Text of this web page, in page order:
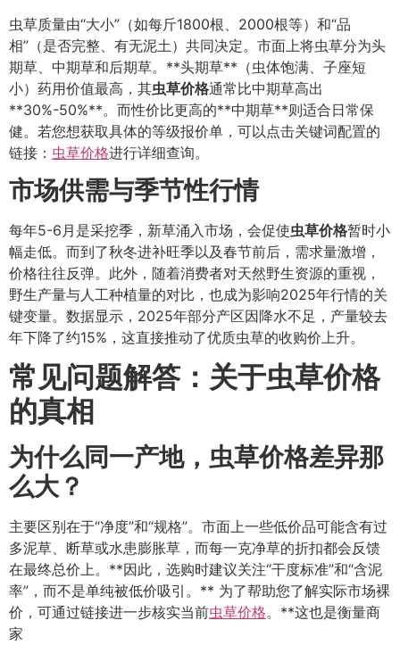
虫草质量由“大小”（如每斤1800根、2000根等）和“品
相”（是否完整、有无泥土）共同决定。市面上将虫草分为头
期草、中期草和后期草。**头期草**（虫体饱满、子座短
小）药用价值最高，其虫草价格通常比中期草高出
**30%-50%**。而性价比更高的**中期草**则适合日常保
健。若您想获取具体的等级报价单，可以点击关键词配置的
链接： 虫草价格进行详细查询。
市场供需与季节性行情
每年5-6月是采挖季，新草涌入市场，会促使虫草价格暂时小
幅走低。而到了秋冬进补旺季以及春节前后，需求量激增，
价格往往反弹。此外，随着消费者对天然野生资源的重视，
野生产量与人工种植量的对比，也成为影响2025年行情的关
键变量。数据显示，2025年部分产区因降水不足，产量较去
年下降了约15%，这直接推动了优质虫草的收购价上升。
常见问题解答：关于虫草价格
的真相
为什么同一产地，虫草价格差异那
么大？
主要区别在于“净度”和“规格”。市面上一些低价品可能含有过
多泥草、断草或水患膨胀草，而每一克净草的折扣都会反馈
在最终总价上。**因此，选购时建议关注“干度标准”和“含泥
率”，而不是单纯被低价吸引。** 为了帮助您了解实际市场裸
价，可通过链接进一步核实当前虫草价格。**这也是衡量商
家